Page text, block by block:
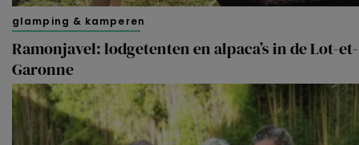
glamping & kamperen
Ramonjavel: lodgetenten en alpaca’s in de Lot-et-
Garonne